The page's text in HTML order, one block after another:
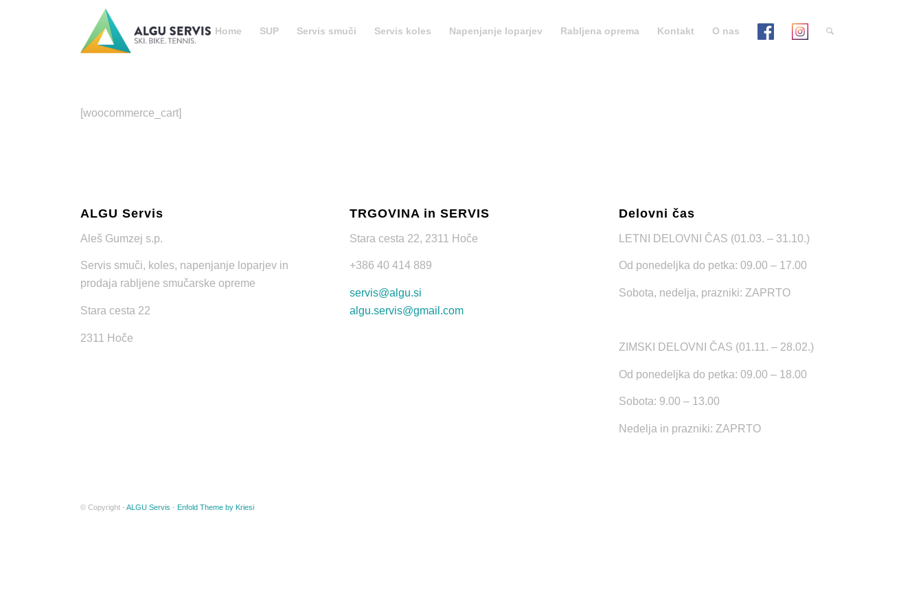
Home SUP Servis smuči Servis koles Napenjanje loparjev Rabljena oprema Kontakt O nas
[woocommerce_cart]
ALGU Servis
Aleš Gumzej s.p.
Servis smuči, koles, napenjanje loparjev in
prodaja rabljene smučarske opreme
Stara cesta 22
2311 Hoče
TRGOVINA in SERVIS
Stara cesta 22, 2311 Hoče
+386 40 414 889
servis@algu.si
algu.servis@gmail.com
Delovni čas
LETNI DELOVNI ČAS (01.03. – 31.10.)
Od ponedeljka do petka: 09.00 – 17.00
Sobota, nedelja, prazniki: ZAPRTO
ZIMSKI DELOVNI ČAS (01.11. – 28.02.)
Od ponedeljka do petka: 09.00 – 18.00
Sobota: 9.00 – 13.00
Nedelja in prazniki: ZAPRTO
© Copyright -ALGU Servis - Enfold Theme by Kriesi